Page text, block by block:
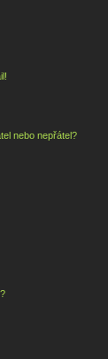
nebo nepřátel?